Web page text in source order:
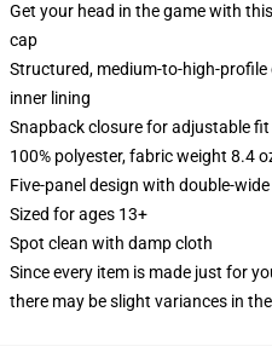
Get your head in the game with
cap
Structured, medium-to-high-
inner lining
Snapback closure for adjustable fit
100% polyester, fabric weight 8.4
Five-panel design with double-
Sized for ages 13+
Spot clean with damp cloth
Since every item is made just for
there may be slight variances in